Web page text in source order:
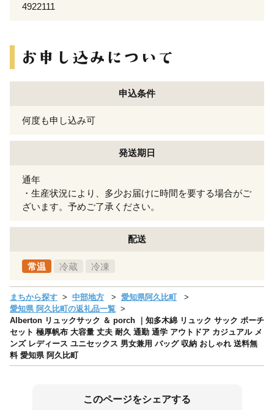
4922111
申込条件
何度も申し込み可
発送期日
通年
・生産状況により、多少お届けに時間を要する場合がご
ざいます。予めご了承ください。
配送
常温 冷蔵 冷凍
まちから探す 中部地方
愛知県阿久比町
愛知県 阿久比町の返礼品一覧
Alberton リュックサック ＆ porch ｜知多木綿 リュック サック ポーチ
セット 極厚帆布 大容量 丈夫 耐久 通勤 通学 アウトドア カジュアル メ
ンズ レディース ユニセックス 男女兼用 バッグ 収納 おしゃれ 送料無
料 愛知県 阿久比町
このページをシェアする